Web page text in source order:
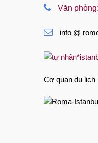
Suomi
Văn
info @
Cơ quan du lịch